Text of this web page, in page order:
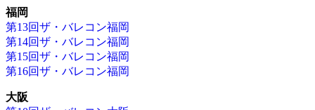
福岡
第13回ザ・バレコン福岡
第14回ザ・バレコン福岡
第15回ザ・バレコン福岡
第16回ザ・バレコン福岡
大阪